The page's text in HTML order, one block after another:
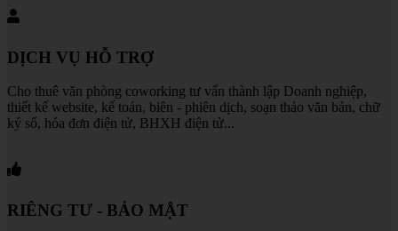
DỊCH VỤ HỖ TRỢ
Cho thuê văn phòng coworking tư vấn thành lập Doanh nghiệp,
thiết kế website, kế toán, biên - phiên dịch, soạn thảo văn bản, chữ
ký số, hóa đơn điện tử, BHXH điện tử...
RIÊNG TƯ - BẢO MẬT